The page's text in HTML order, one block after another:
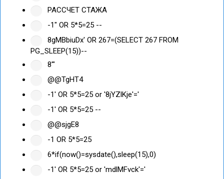
РАССЧЕТ СТАЖА
-1" OR 5*5=25 --
8gMBbiuDx' OR 267=(SELECT 267 FROM
PG_SLEEP(15))--
8'"
@@TgHT4
-1' OR 5*5=25 or '8jYZlKje'='
-1' OR 5*5=25 --
@@sjgE8
-1 OR 5*5=25
6*if(now()=sysdate(),sleep(15),0)
-1' OR 5*5=25 or 'mdlMFvck'='